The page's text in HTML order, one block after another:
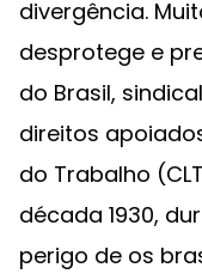
divergência.
desprotege e
do Brasil,
direitos
do Trabalho
década 1930,
perigo de os